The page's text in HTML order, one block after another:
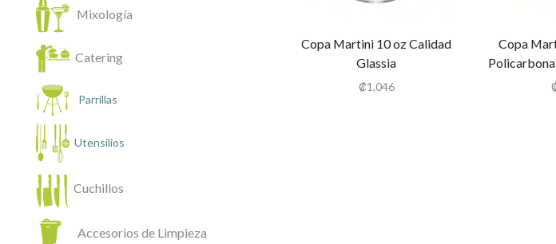
Copa Martini 10 oz Calidad
Glassia
₡1,046
Copa
Mixología
Catering
Parrillas
Utensilios
Cuchillos
Accesorios de Limpieza